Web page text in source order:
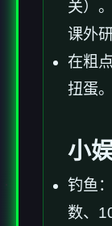
关）
课外
在粗
扭蛋
小
钓鱼
数、